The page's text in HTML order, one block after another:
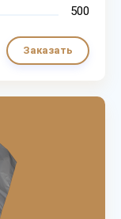
500
Заказать